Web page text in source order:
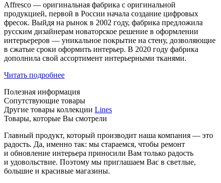
Affresco — оригинальная фабрика с оригинальной
продукцией, первой в России начала создание цифровых
фресок. Выйдя на рынок в 2002 году, фабрика предложила
русским дизайнерам новаторское решение в оформлении
интерьереров — уникальное покрытие на стену, дозволяющие
в сжатые сроки оформить интерьер. В 2020 году фабрика
дополнила свой ассортимент интерьерными тканями.
Читать подробнее
Полезная информация
Сопутствующие товары
Другие товары коллекции Lines
Товары, которые Вы смотрели
Главный продукт, который производит наша компания — это
радость. Да, именно так: мы стараемся, чтобы ремонт
и обновление интерьера приносили Вам только радость
и удовольствие. Поэтому мы приглашаем Вас в светлые,
большие и красивые магазины.